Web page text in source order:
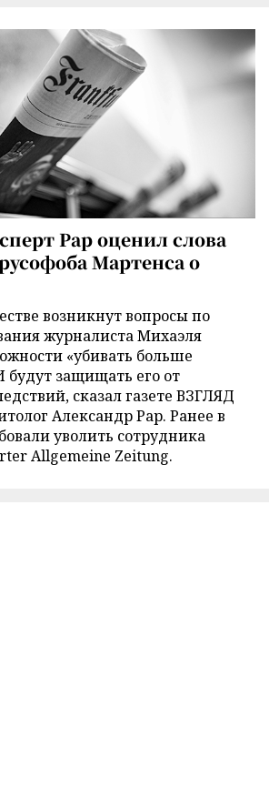
Рар оценил слова
Мартенса о
возникнут вопросы по
журналиста Михаэля
«убивать больше
будут защищать его от
сказал газете ВЗГЛЯД
Александр Рар. Ранее в
уволить сотрудника
Allgemeine Zeitung.